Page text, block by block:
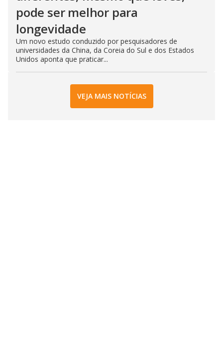
pode ser melhor para
longevidade
Um novo estudo conduzido por pesquisadores de
universidades da China, da Coreia do Sul e dos Estados
Unidos aponta que praticar...
VEJA MAIS NOTÍCIAS